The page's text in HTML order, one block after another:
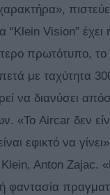
“Klein Vision” έχει
πρωτότυπο, το
πετά με ταχύτητα
να διανύσει
«Το Aircar δεν
εφικτό να
Anton Zajac.
φαντασία